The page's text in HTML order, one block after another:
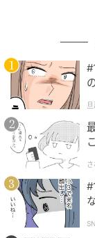
ウーマンエキサイト